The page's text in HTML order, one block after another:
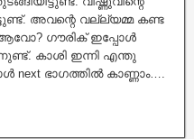
അവന്റെ വല്ല്യമ്മ കണ്ട
ആവോ? ഗൗരിക് ഇപ്പോൾ
കാശി ഇന്നി എന്തു
ഭാഗത്തിൽ കാണ്ണാം….